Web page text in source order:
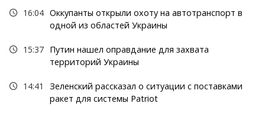
16:04 Оккупанты открыли охоту на автотранспорт в
одной из областей Украины
15:37 Путин нашел оправдание для захвата
территорий Украины
14:41
Зеленский рассказал о ситуации с поставками
ракет для системы Patriot